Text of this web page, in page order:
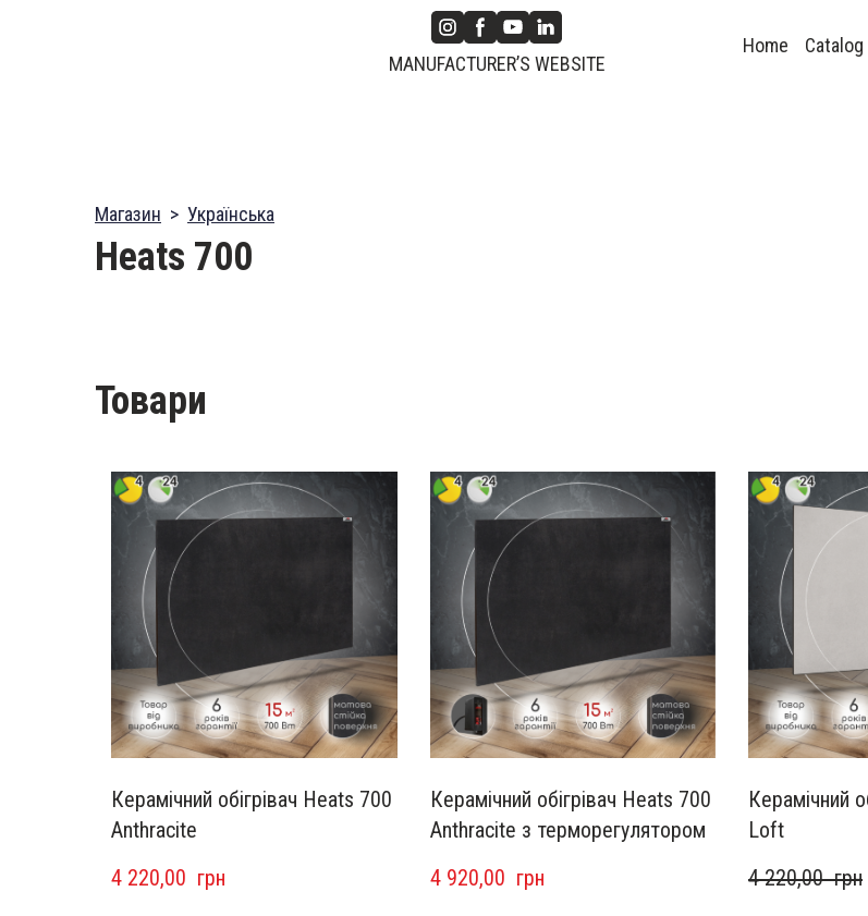
MANUFACTURER’S WEBSITE
Home Catalog
Магазин Українська
Heats 700
Товари
Керамічний обігрівач Heats 700
Anthracite
4 220,00  грн
Керамічний обігрівач Heats 700
Anthracite з терморегулятором
4 920,00  грн
Керамічний
Loft
4 220,00  грн